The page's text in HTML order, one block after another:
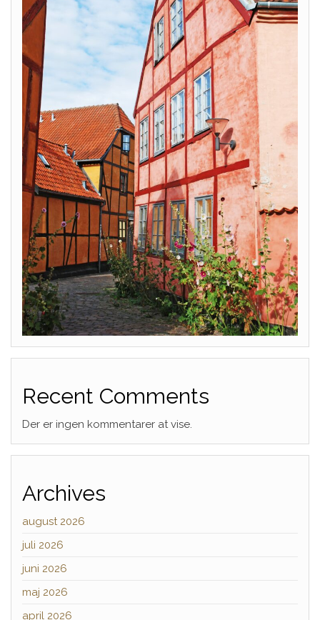
Recent Comments
Der er ingen kommentarer at vise.
Archives
august 2026
juli 2026
juni 2026
maj 2026
april 2026